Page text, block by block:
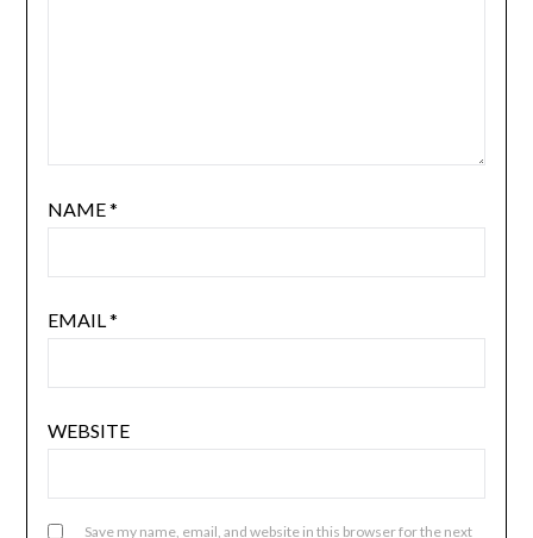
NAME*
EMAIL *
WEBSITE
Save my name, email, and website in this browser for the next